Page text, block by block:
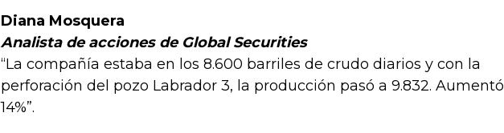
Diana Mosquera
Analista de acciones de Global Securities
“La compañía estaba en los 8.600 barriles de crudo diarios y con la
perforación del pozo Labrador 3, la producción pasó a 9.832. Aumentó
14%”.